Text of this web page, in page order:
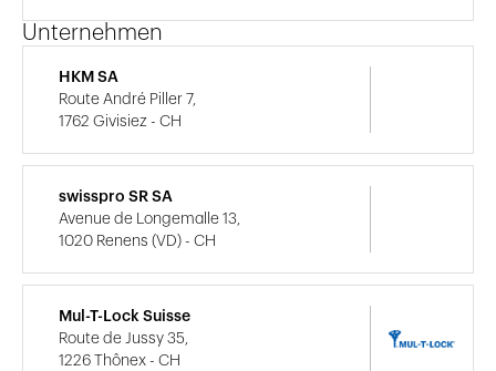
Unternehmen
HKM SA
Route André Piller 7,
1762 Givisiez - CH
swisspro SR SA
Avenue de Longemalle 13,
1020 Renens (VD) - CH
Mul-T-Lock Suisse
Route de Jussy 35,
1226 Thônex - CH